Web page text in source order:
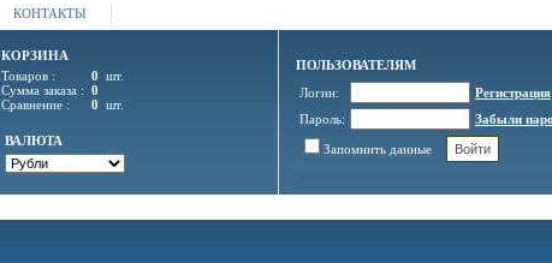
КОНТАКТЫ
КОРЗИНА
Товаров :
0 шт.
Сумма заказа : 0
Сравнение :
0 шт.
ВАЛЮТА
ПОЛЬЗОВАТЕЛЯМ
Логин:
Регистрация
Пароль:
Забыли
Запомнить данные